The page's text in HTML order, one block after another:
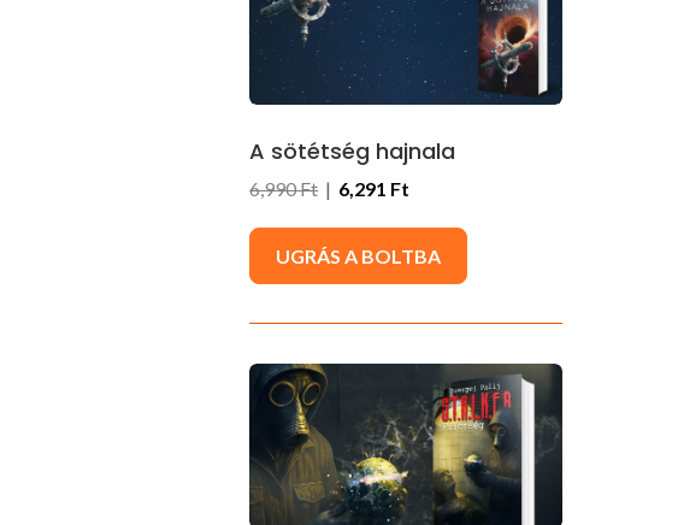
A sötétség hajnala
6,990 Ft| 6,291 Ft
UGRÁS A BOLTBA